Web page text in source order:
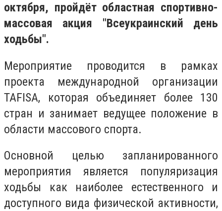
октября, пройдёт областная спортивно-
массовая акция "Всеукраинский день
ходьбы".
Мероприятие проводится в рамках
проекта международной организации
TAFISA, которая объединяет более 130
стран и занимает ведущее положение в
области массового спорта.
Основной целью запланированного
мероприятия является популяризация
ходьбы как наиболее естественного и
доступного вида физической активности,